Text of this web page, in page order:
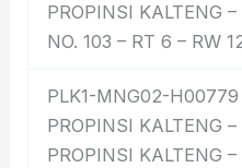
PROPINSI KALTENG
NO. 103 – RT 6 – RW
PLK1-MNG02-H00779
PROPINSI KALTENG
PROPINSI KALTENG